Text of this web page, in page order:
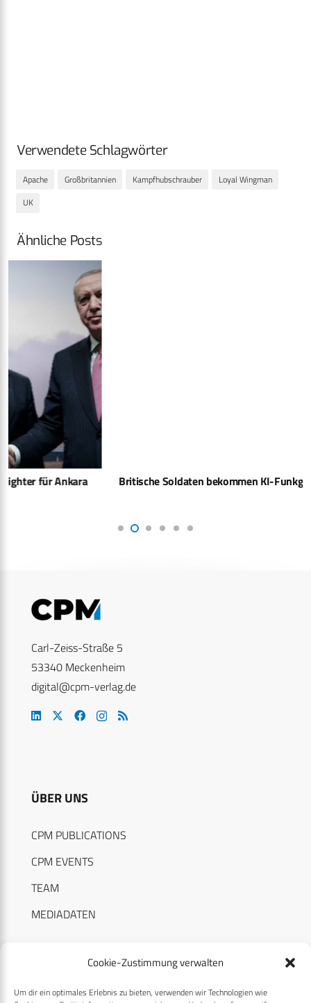
Cookie-Zustimmung verwalten
Um dir ein optimales Erlebnis zu bieten, verwenden wir Technologien wie
Verwendete Schlagwörter
Apache Großbritannien Kampfhubschrauber
Loyal Wingman
UK
Ähnliche Posts
Britische Soldaten bekommen KI-Funkgeräte & Tablets
Carl-Zeiss-Straße 5
53340 Meckenheim
digital@cpm-verlag.de
ÜBER UNS
CPM PUBLICATIONS
CPM EVENTS
TEAM
MEDIADATEN